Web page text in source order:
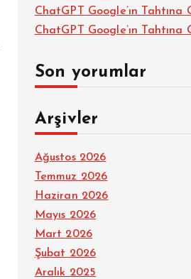
ChatGPT Google’ın Tahtına
ChatGPT Google’ın Tahtına
Son yorumlar
Arşivler
Ağustos 2026
Temmuz 2026
Haziran 2026
Mayıs 2026
Mart 2026
Şubat 2026
Aralık 2025